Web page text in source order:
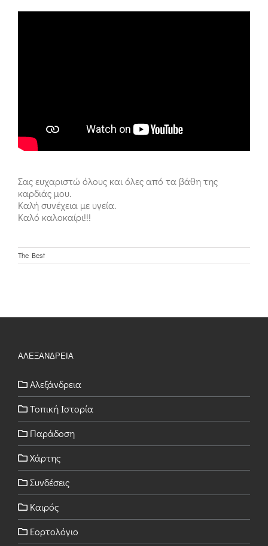
Σας ευχαριστώ όλους και όλες από τα βάθη της
καρδιάς μου.
Καλή συνέχεια με υγεία.
Καλό καλοκαίρι!!!
The Best
ΑΛΕΞΑΝΔΡΕΙΑ
Αλεξάνδρεια
Τοπική Ιστορία
Παράδοση
Χάρτης
Συνδέσεις
Καιρός
Εορτολόγιο